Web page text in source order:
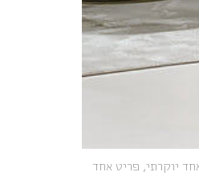
יוקרתי, פריט אחד